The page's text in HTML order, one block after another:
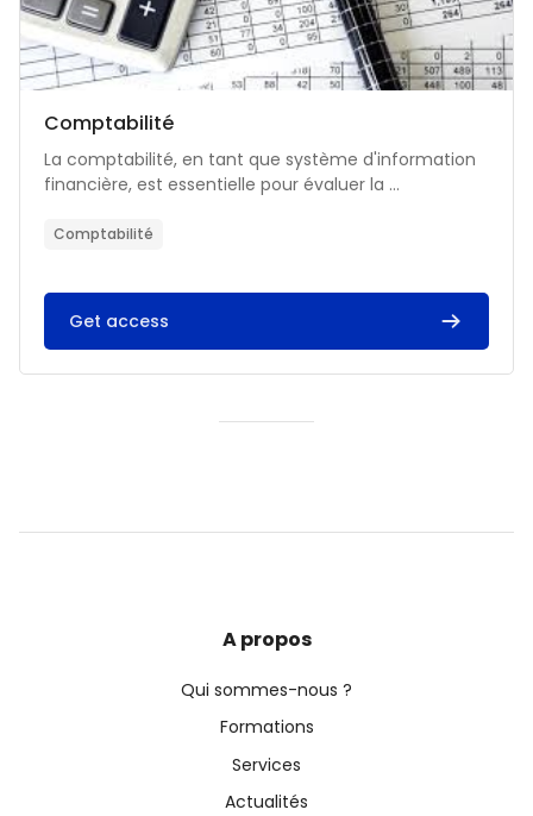
Catégorie de cours
Nom du cours
Comptabilité
Résumé du cours :
La comptabilité, en tant que système d'information
financière, est essentielle pour évaluer la ...
Comptabilité
Get access
A propos
Qui sommes-nous ?
Formations
Services
Actualités